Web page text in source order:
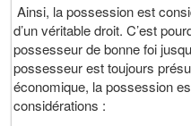
Ainsi, la possession est
d’un véritable droit. C’est
possesseur de bonne foi
possesseur est toujours
économique, la possession
considérations :